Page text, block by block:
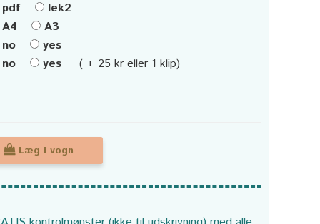
pdf
lek2
A4
A3
no
yes
no
yes ( + 25 kr eller 1 klip)
Læg i vogn